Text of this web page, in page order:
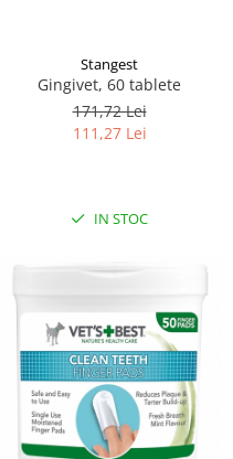
Stangest
Gingivet, 60 tablete
171,72 Lei
111,27 Lei
IN STOC